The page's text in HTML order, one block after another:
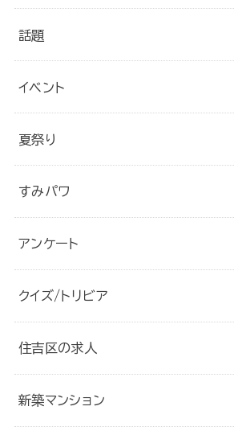
話題
イベント
夏祭り
すみパワ
アンケート
クイズ/トリビア
住吉区の求人
新築マンション